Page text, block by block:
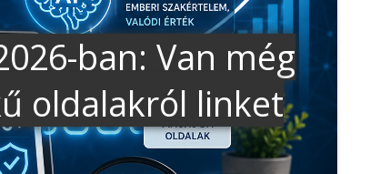
ban: Van még
oldalakról linket